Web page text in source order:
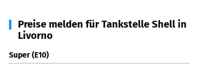
Preise melden für Tankstelle Shell in
Livorno
Super (E10)